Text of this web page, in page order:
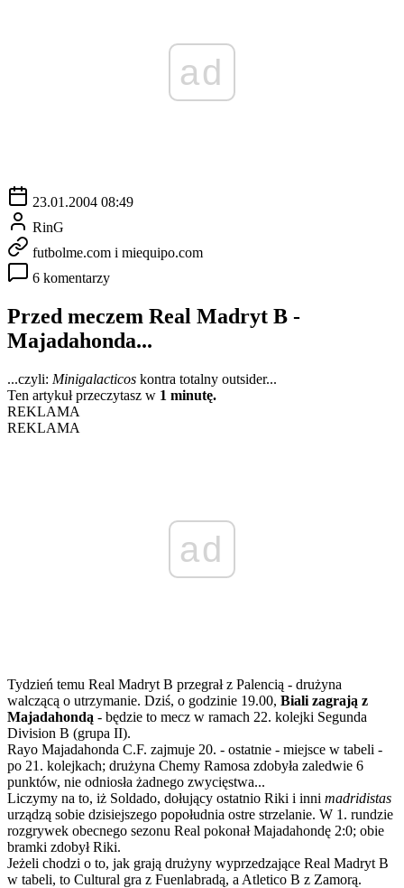
ad
23.01.2004 08:49
RinG
futbolme.com i miequipo.com
6 komentarzy
Przed meczem Real Madryt B -
Majadahonda...
...czyli: Minigalacticos kontra totalny outsider...
Ten artykuł przeczytasz w 1 minutę.
REKLAMA
REKLAMA
ad
Tydzień temu Real Madryt B przegrał z Palencią - drużyna
walczącą o utrzymanie. Dziś, o godzinie 19.00, Biali zagrają z
Majadahondą - będzie to mecz w ramach 22. kolejki Segunda
Division B (grupa II).
Rayo Majadahonda C.F. zajmuje 20. - ostatnie - miejsce w tabeli -
po 21. kolejkach; drużyna Chemy Ramosa zdobyła zaledwie 6
punktów, nie odniosła żadnego zwycięstwa...
Liczymy na to, iż Soldado, dołujący ostatnio Riki i inni madridistas
urządzą sobie dzisiejszego popołudnia ostre strzelanie. W 1. rundzie
rozgrywek obecnego sezonu Real pokonał Majadahondę 2:0; obie
bramki zdobył Riki.
Jeżeli chodzi o to, jak grają drużyny wyprzedzające Real Madryt B
w tabeli, to Cultural gra z Fuenlabradą, a Atletico B z Zamorą.